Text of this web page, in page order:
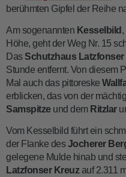
berühmten Gipfel der Reihe
Am sogenannten Kesselbild
Höhe, geht der Weg Nr. 15
DasSchutzhaus Latzfonser
Stunde entfernt. Von diesem
Mal auch das pittoreske
erblicken, das von der
Samspitzeund dem Ritzlar
Vom Kesselbild führt ein
der Flanke desJocherer
gelegene Mulde hinab und
Latzfonser Kreuz auf 2.311